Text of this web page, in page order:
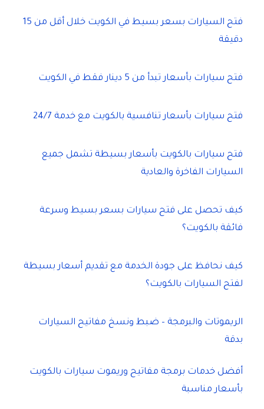
فتح السيارات بسعر بسيط في الكويت خلال أقل من 15
دقيقة
فتح سيارات بأسعار تبدأ من 5 دينار فقط في الكويت
فتح سيارات بأسعار تنافسية بالكويت مع خدمة 24/7
فتح سيارات بالكويت بأسعار بسيطة تشمل جميع
السيارات الفاخرة والعادية
كيف تحصل على فتح سيارات بسعر بسيط وسرعة
فائقة بالكويت؟
كيف نحافظ على جودة الخدمة مع تقديم أسعار بسيطة
لفتح السيارات بالكويت؟
الريموتات والبرمجة – ضبط ونسخ مفاتيح السيارات
بدقة
أفضل خدمات برمجة مفاتيح وريموت سيارات بالكويت
بأسعار مناسبة